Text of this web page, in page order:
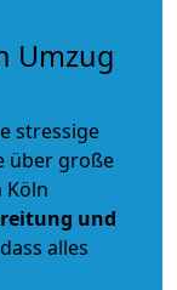
Umzug
stressige
über große
Köln
und
alles